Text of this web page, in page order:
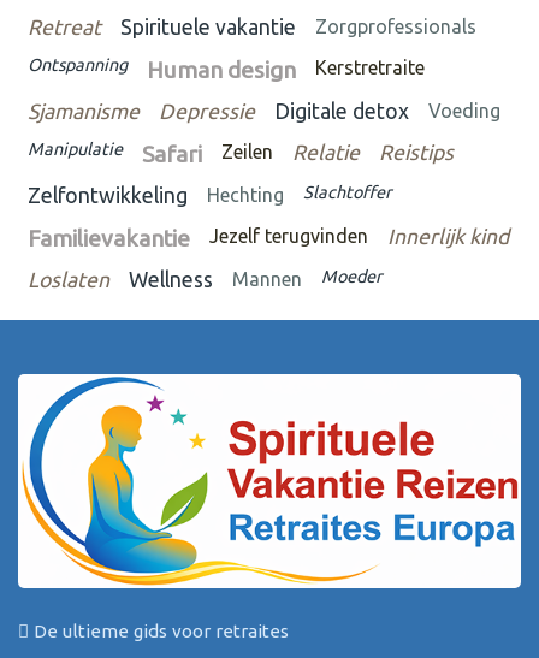
Retreat
Spirituele vakantie Zorgprofessionals
Ontspanning Human design Kerstretraite
Sjamanisme Depressie Digitale detox Voeding
Manipulatie Safari Zeilen Relatie
Reistips
Zelfontwikkeling
Hechting Slachtoffer
Familievakantie Jezelf terugvinden
Innerlijk kind
Loslaten
Wellness Mannen Moeder
De ultieme gids voor retraites